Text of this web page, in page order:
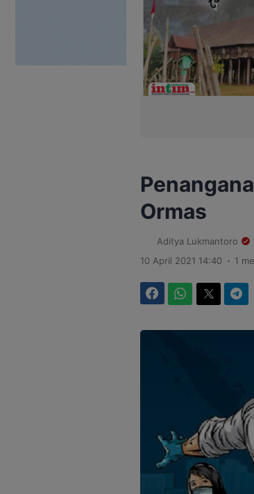
Ormas
Aditya Lukmantoro
10 April 2021 14:40 . 1